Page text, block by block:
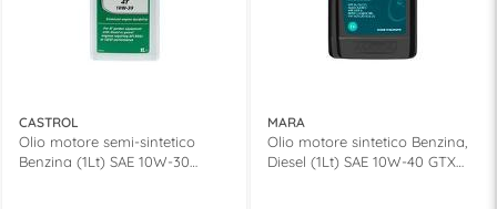
CASTROL
Olio motore semi-sintetico
Benzina (1Lt) SAE 10W-30
MARA
Olio motore sintetico Benzina,
Diesel (1Lt) SAE 10W-40 GTX